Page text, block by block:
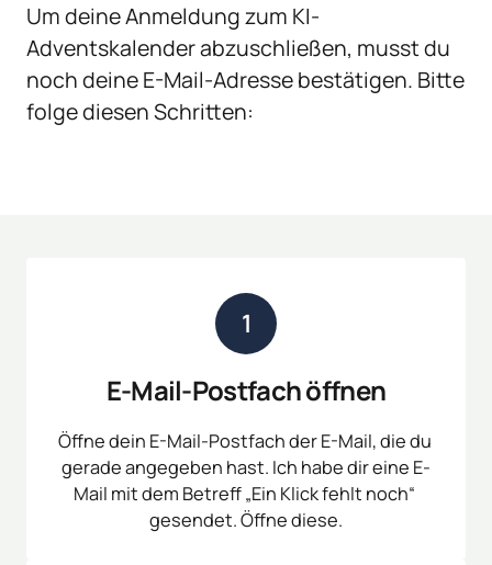
Um deine Anmeldung zum KI-
Adventskalender abzuschließen, musst du
noch deine E-Mail-Adresse bestätigen. Bitte
folge diesen Schritten:
1
E-Mail-Postfach öffnen
Öffne dein E-Mail-Postfach der E-Mail, die du
gerade angegeben hast. Ich habe dir eine E-
Mail mit dem Betreff „Ein Klick fehlt noch“
gesendet. Öffne diese.